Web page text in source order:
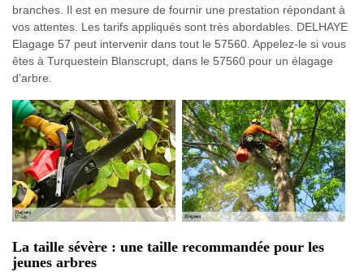
branches. Il est en mesure de fournir une prestation répondant à
vos attentes. Les tarifs appliqués sont très abordables. DELHAYE
Elagage 57 peut intervenir dans tout le 57560. Appelez-le si vous
êtes à Turquestein Blanscrupt, dans le 57560 pour un élagage
d’arbre.
La taille sévère : une taille recommandée pour les
jeunes arbres